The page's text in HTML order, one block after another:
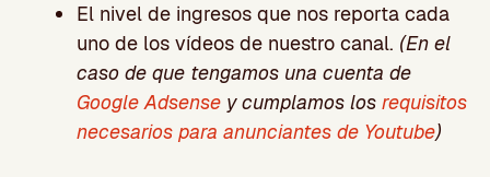
El nivel de ingresos que nos reporta cada
uno de los vídeos de nuestro canal. (En el
caso de que tengamos una cuenta de
Google Adsense y cumplamos los requisitos
necesarios para anunciantes de Youtube)